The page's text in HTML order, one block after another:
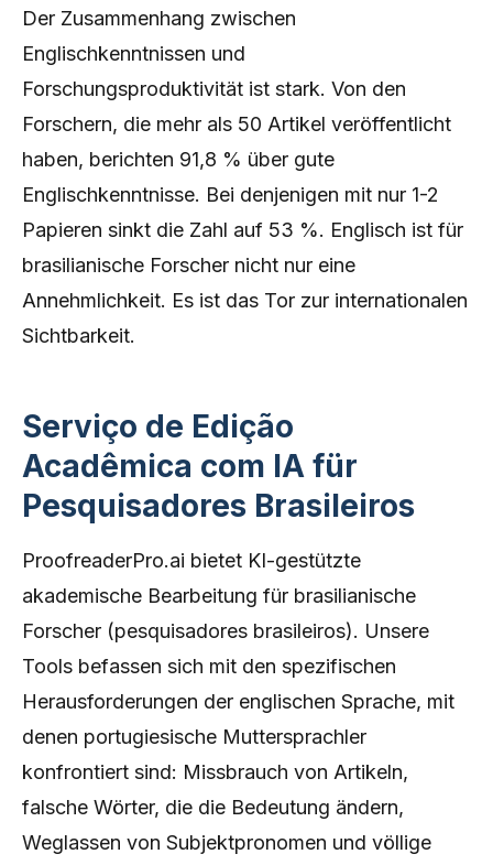
Der Zusammenhang zwischen
Englischkenntnissen und
Forschungsproduktivität ist stark. Von den
Forschern, die mehr als 50 Artikel veröffentlicht
haben, berichten 91,8 % über gute
Englischkenntnisse. Bei denjenigen mit nur 1-2
Papieren sinkt die Zahl auf 53 %. Englisch ist für
brasilianische Forscher nicht nur eine
Annehmlichkeit. Es ist das Tor zur internationalen
Sichtbarkeit.
Serviço de Edição
Acadêmica com IA für
Pesquisadores Brasileiros
ProofreaderPro.ai bietet KI-gestützte
akademische Bearbeitung für brasilianische
Forscher (pesquisadores brasileiros). Unsere
Tools befassen sich mit den spezifischen
Herausforderungen der englischen Sprache, mit
denen portugiesische Muttersprachler
konfrontiert sind: Missbrauch von Artikeln,
falsche Wörter, die die Bedeutung ändern,
Weglassen von Subjektpronomen und völlige